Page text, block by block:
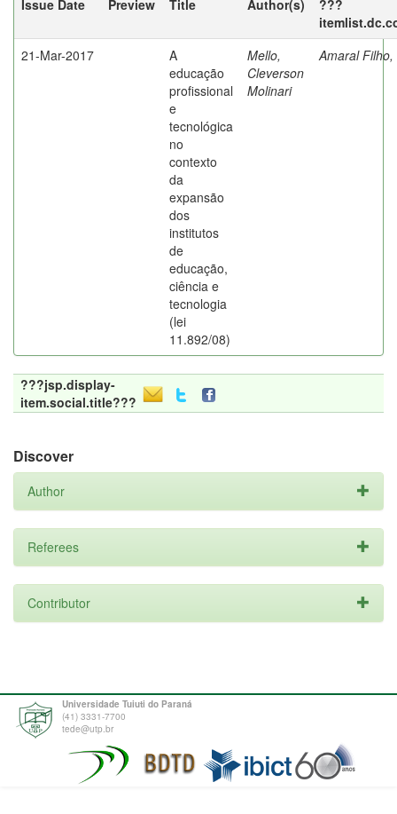
Issue Date Preview Title Author(s)
???
21-Mar-2017
A
educação
profissional
e
tecnológica
no
contexto
da
expansão
dos
institutos
de
educação,
ciência e
tecnologia
(lei
11.892/08)
Mello,
Cleverson
Molinari
Amaral
???jsp.display-
item.social.title???
Discover
Author
Referees
Contributor
Universidade Tuiuti do Paraná
(41) 3331-7700
tede@utp.br